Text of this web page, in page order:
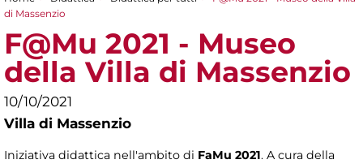
Tu sei qui
di Massenzio
F@Mu 2021 - Museo
della Villa di Massenzio
10/10/2021
Villa di Massenzio
Iniziativa didattica nell'ambito di FaMu 2021. A cura della